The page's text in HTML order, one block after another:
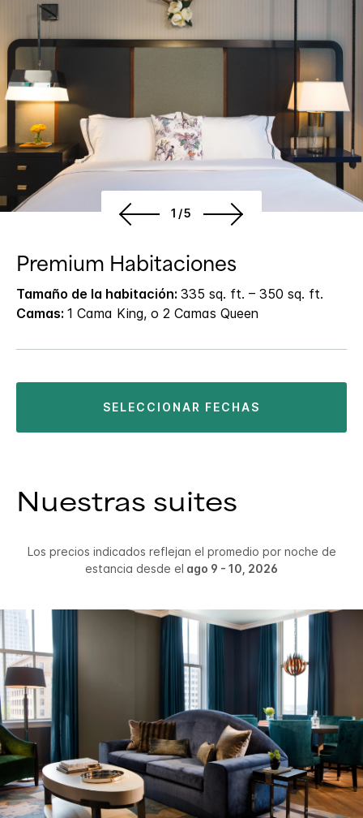
1/5
Premium Habitaciones
Tamaño de la habitación: 335 sq. ft. – 350 sq. ft.
Camas: 1 Cama King, o 2 Camas Queen
SELECCIONAR FECHAS
Nuestras suites
Los precios indicados reflejan el promedio por noche de
estancia desde el ago 9 - 10, 2026